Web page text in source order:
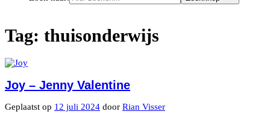
Tag: thuisonderwijs
Joy – Jenny Valentine
Geplaatst op 12 juli 2024 door Rian Visser